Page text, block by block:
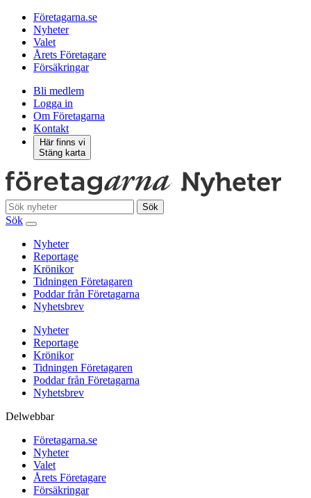
Företagarna.se
Nyheter
Valet
Årets Företagare
Försäkringar
Bli medlem
Logga in
Om Företagarna
Kontakt
Här finns vi
Stäng karta
Sök
Sök
Nyheter
Reportage
Krönikor
Tidningen Företagaren
Poddar från Företagarna
Nyhetsbrev
Nyheter
Reportage
Krönikor
Tidningen Företagaren
Poddar från Företagarna
Nyhetsbrev
Delwebbar
Företagarna.se
Nyheter
Valet
Årets Företagare
Försäkringar